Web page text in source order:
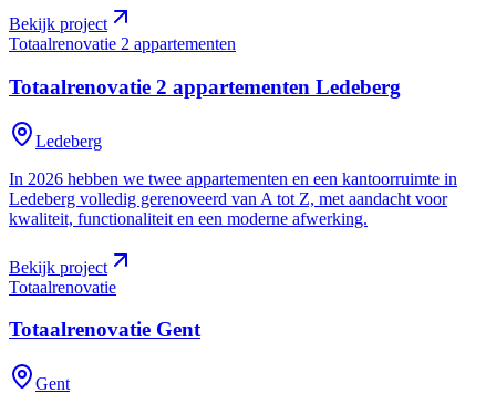
Bekijk project
Totaalrenovatie 2 appartementen
Totaalrenovatie 2 appartementen Ledeberg
Ledeberg
In 2026 hebben we twee appartementen en een kantoorruimte in
Ledeberg volledig gerenoveerd van A tot Z, met aandacht voor
kwaliteit, functionaliteit en een moderne afwerking.
Bekijk project
Totaalrenovatie
Totaalrenovatie Gent
Gent